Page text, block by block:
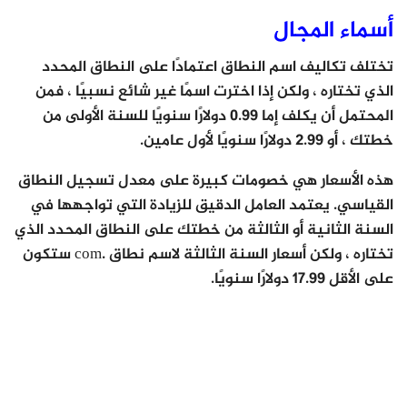
أسماء المجال
تختلف تكاليف اسم النطاق اعتمادًا على النطاق المحدد
الذي تختاره ، ولكن إذا اخترت اسمًا غير شائع نسبيًا ، فمن
المحتمل أن يكلف إما 0.99 دولارًا سنويًا للسنة الأولى من
خطتك ، أو 2.99 دولارًا سنويًا لأول عامين.
هذه الأسعار هي خصومات كبيرة على معدل تسجيل النطاق
القياسي. يعتمد العامل الدقيق للزيادة التي تواجهها في
السنة الثانية أو الثالثة من خطتك على النطاق المحدد الذي
تختاره ، ولكن أسعار السنة الثالثة لاسم نطاق .com ستكون
على الأقل 17.99 دولارًا سنويًا.